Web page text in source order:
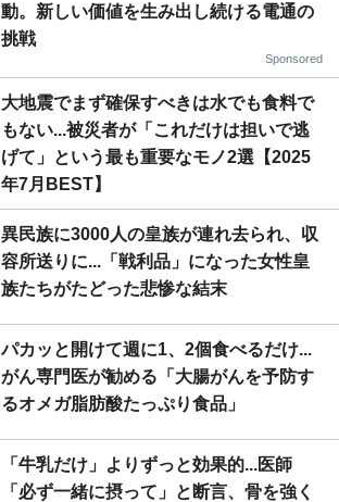
動。新しい価値を生み出し続ける電通の
挑戦
Sponsored
大地震でまず確保すべきは水でも食料で
もない...被災者が「これだけは担いで逃
げて」という最も重要なモノ2選【2025
年7月BEST】
異民族に3000人の皇族が連れ去られ、収
容所送りに...「戦利品」になった女性皇
族たちがたどった悲惨な結末
パカッと開けて週に1、2個食べるだけ...
がん専門医が勧める「大腸がんを予防す
るオメガ脂肪酸たっぷり食品」
「牛乳だけ」よりずっと効果的...医師
「必ず一緒に摂って」と断言、骨を強く